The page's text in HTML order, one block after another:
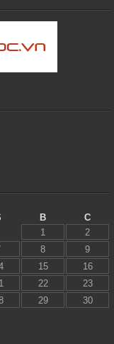
B
C
1
2
8
9
15
16
22
23
29
30